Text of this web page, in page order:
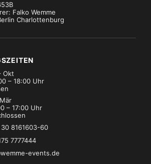
Kabel, Adapter, Auflösungen
(zzgl. MwSt.)
Falko Wemme
Charlottenburg
Okt
– 18:00 Uhr
– 17:00 Uhr
8161603-60
7777444
events.de